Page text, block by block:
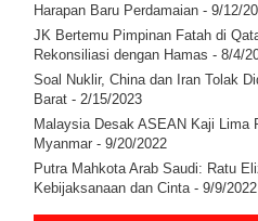
Harapan Baru Perdamaian - 9/12/
JK Bertemu Pimpinan Fatah di
Rekonsiliasi dengan Hamas - 8/4/
Soal Nuklir, China dan Iran Tolak
Barat - 2/15/2023
Malaysia Desak ASEAN Kaji Lima
Myanmar - 9/20/2022
Putra Mahkota Arab Saudi: Ratu
Kebijaksanaan dan Cinta - 9/9/2022